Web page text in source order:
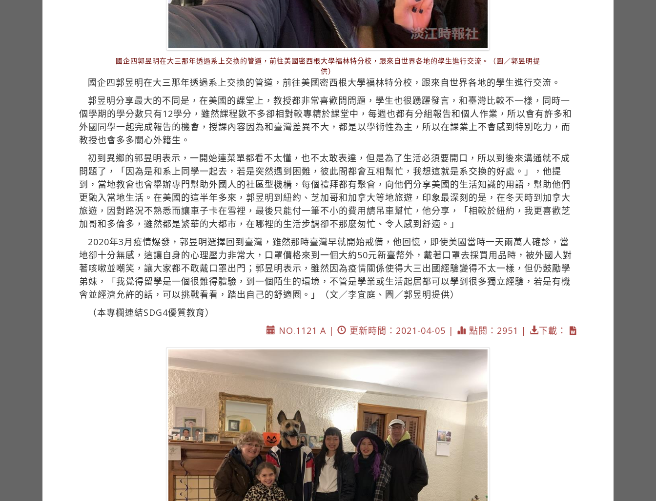
國企四郭昱明在大三那年透過系上交換的管道，前往美國密西根大學福林特分校，跟來自世界各地的學生進行交流。（圖／郭昱明提
供）
國企四郭昱明在大三那年透過系上交換的管道，前往美國密西根大學福林特分校，跟來自世界各地的學生進行交流。
郭昱明分享最大的不同是，在美國的課堂上，教授都非常喜歡問問題，學生也很踴躍發言，和臺灣比較不一樣，同時一
個學期的學分數只有12學分，雖然課程數不多卻相對較專精於課堂中，每週也都有分組報告和個人作業，所以會有許多和
外國同學一起完成報告的機會，授課內容因為和臺灣差異不大，都是以學術性為主，所以在課業上不會感到特別吃力，而
教授也會多多關心外籍生。
初到異鄉的郭昱明表示，一開始連菜單都看不太懂，也不太敢表達，但是為了生活必須要開口，所以到後來溝通就不成
問題了，「因為是和系上同學一起去，若是突然遇到困難，彼此間都會互相幫忙，我想這就是系交換的好處。」，他提
到，當地教會也會舉辦專門幫助外國人的社區型機構，每個禮拜都有聚會，向他們分享美國的生活知識的用語，幫助他們
更融入當地生活。在美國的這半年多來，郭昱明到紐約、芝加哥和加拿大等地旅遊，印象最深刻的是，在冬天時到加拿大
旅遊，因對路況不熟悉而讓車子卡在雪裡，最後只能付一筆不小的費用請吊車幫忙，他分享，「相較於紐約，我更喜歡芝
加哥和多倫多，雖然都是繁華的大都市，在哪裡的生活步調卻不那麼匆忙、令人感到舒適。」
2020年3月疫情爆發，郭昱明選擇回到臺灣，雖然那時臺灣早就開始戒備，他回憶，即使美國當時一天兩萬人確診，當
地卻十分無感，這讓自身的心理壓力非常大，口罩價格來到一個大約50元新臺幣外，戴著口罩去採買用品時，被外國人對
著咳嗽並嘲笑，讓大家都不敢戴口罩出門；郭昱明表示，雖然因為疫情關係使得大三出國經驗變得不太一樣，但仍鼓勵學
弟妹，「我覺得留學是一個很難得體驗，到一個陌生的環境，不管是學業或生活起居都可以學到很多獨立經驗，若是有機
會並經濟允許的話，可以挑戰看看，踏出自己的舒適圈。」（文／李宜庭、圖／郭昱明提供）
（本專欄連結SDG4優質教育）
NO.1121 A |
更新時間：2021-04-05 | 點閱：2951 | 下載：